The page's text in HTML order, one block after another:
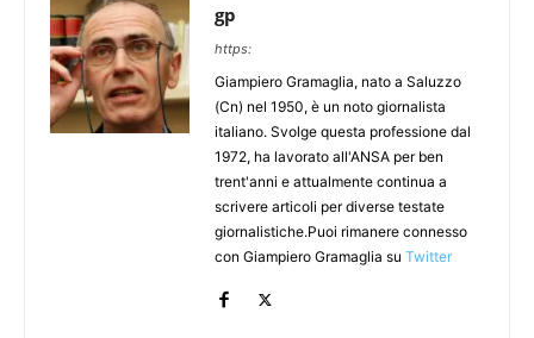
gp
https:
Giampiero Gramaglia, nato a Saluzzo
(Cn) nel 1950, è un noto giornalista
italiano. Svolge questa professione dal
1972, ha lavorato all'ANSA per ben
trent'anni e attualmente continua a
scrivere articoli per diverse testate
giornalistiche.Puoi rimanere connesso
con Giampiero Gramaglia su Twitter